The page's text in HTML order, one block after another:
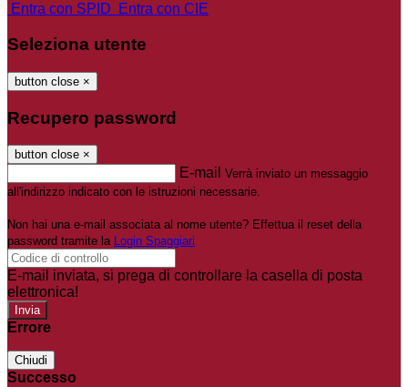
Entra con SPID
Entra con CIE
Seleziona utente
button close ×
Recupero password
button close ×
E-mail Verrà inviato un messaggio
all'indirizzo indicato con le istruzioni necessarie.
Non hai una e-mail associata al nome utente? Effettua il reset della
password tramite la Login Spaggiari
E-mail inviata, si prega di controllare la casella di posta
elettronica!
Errore
Chiudi
Successo